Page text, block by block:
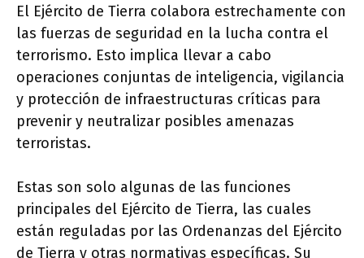
El Ejército de Tierra colabora estrechamente con
las fuerzas de seguridad en la lucha contra el
terrorismo. Esto implica llevar a cabo
operaciones conjuntas de inteligencia, vigilancia
y protección de infraestructuras críticas para
prevenir y neutralizar posibles amenazas
terroristas.
Estas son solo algunas de las funciones
principales del Ejército de Tierra, las cuales
están reguladas por las Ordenanzas del Ejército
de Tierra y otras normativas específicas. Su